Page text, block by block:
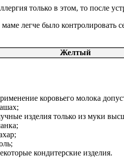
только в этом, то после
легче было контролировать
Желтый
коровьего молока
изделия только из муки
кондитерские изделия.